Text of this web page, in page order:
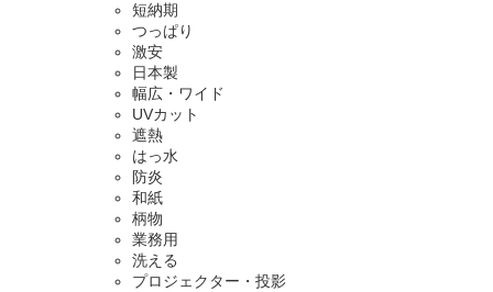
短納期
つっぱり
激安
日本製
幅広・ワイド
UVカット
遮熱
はっ水
防炎
和紙
柄物
業務用
洗える
プロジェクター・投影